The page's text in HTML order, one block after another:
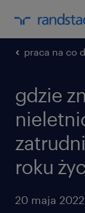
praca na co
gdzie
roku
20 maja 2022